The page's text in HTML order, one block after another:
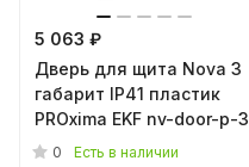
5 063 ₽
Дверь для щита Nova 3
габарит IP41 пластик
PROxima EKF nv-door-p-3
0 Есть в наличии